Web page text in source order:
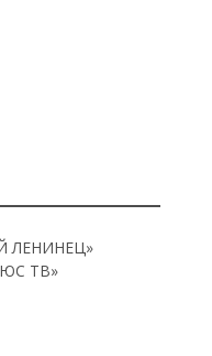
ЛЕНИНЕЦ»
ТВ»